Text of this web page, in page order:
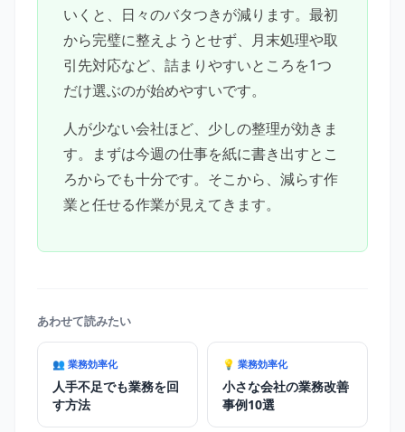
いくと、日々のバタつきが減ります。最初
から完璧に整えようとせず、月末処理や取
引先対応など、詰まりやすいところを1つ
だけ選ぶのが始めやすいです。
人が少ない会社ほど、少しの整理が効きま
す。まずは今週の仕事を紙に書き出すとこ
ろからでも十分です。そこから、減らす作
業と任せる作業が見えてきます。
あわせて読みたい
👥 業務効率化
人手不足でも業務を回
す方法
💡 業務効率化
小さな会社の業務改善
事例10選